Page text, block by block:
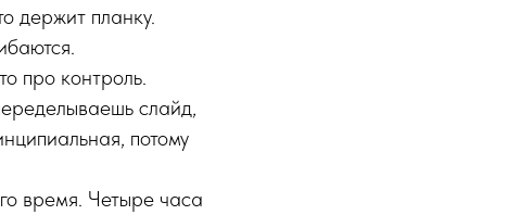
держит планку.
про контроль.
слайд,
потому
время. Четыре часа